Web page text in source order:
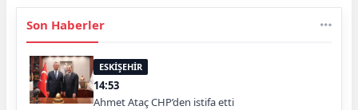
Son Haberler
ESKİŞEHİR
14:53
Ahmet Ataç CHP’den istifa etti